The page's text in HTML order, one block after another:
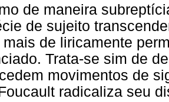
de maneira
de sujeito
mais de liricamente
Trata-se sim de
movimentos de
radicaliza seu